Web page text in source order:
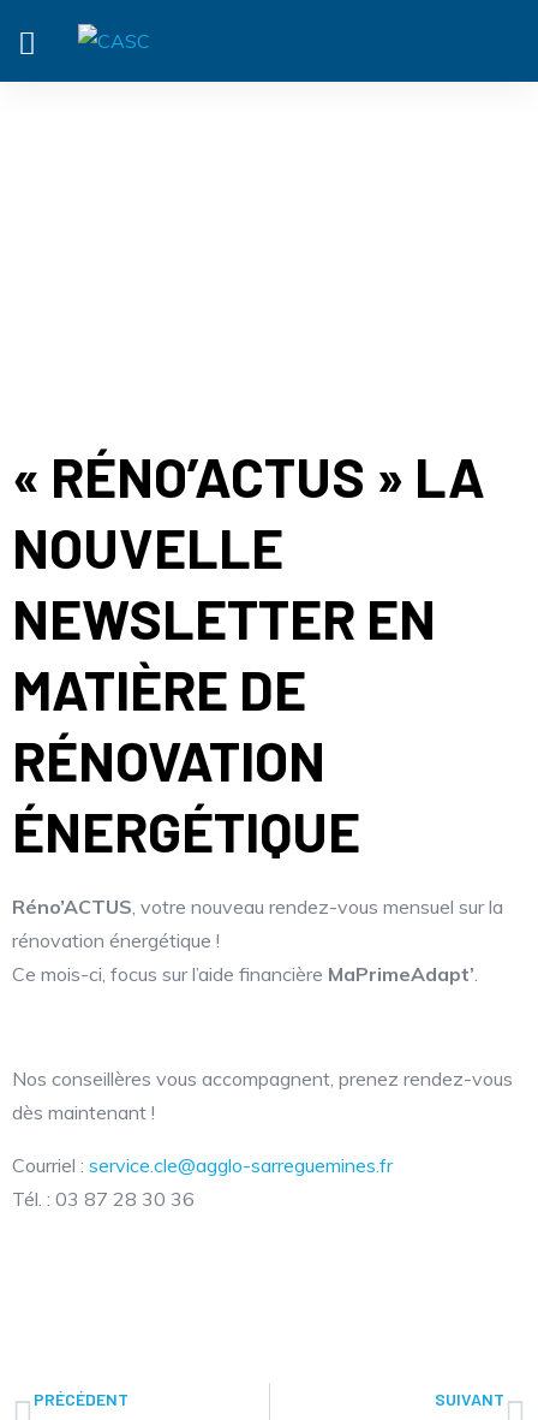
« RÉNO’ACTUS » LA
NOUVELLE
NEWSLETTER EN
MATIÈRE DE
RÉNOVATION
ÉNERGÉTIQUE
Réno’ACTUS, votre nouveau rendez-vous mensuel sur la
rénovation énergétique !
Ce mois-ci, focus sur l’aide financière MaPrimeAdapt’.
Nos conseillères vous accompagnent, prenez rendez-vous
dès maintenant !
Courriel : service.cle@agglo-sarreguemines.fr
Tél. : 03 87 28 30 36
PRÉCÉDENT SUIVANT